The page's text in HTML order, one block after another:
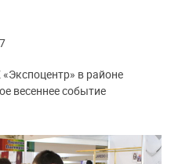
в районе
весеннее событие